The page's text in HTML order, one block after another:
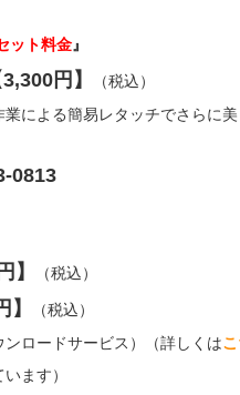
ット料金』
3,300円】
（税込）
による簡易レタッチでさらに
0813
】 （税込）
】
（税込）
ロードサービス）（詳しくは
ます）